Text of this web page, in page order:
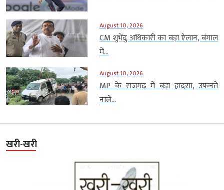
August 10, 2026
CM शुभेंदु अधिकारी का बड़ा ऐलान, बंगाल
में...
August 10, 2026
MP के राजगढ़ में बड़ा हादसा, उफनते
नाले...
खरी-खरी